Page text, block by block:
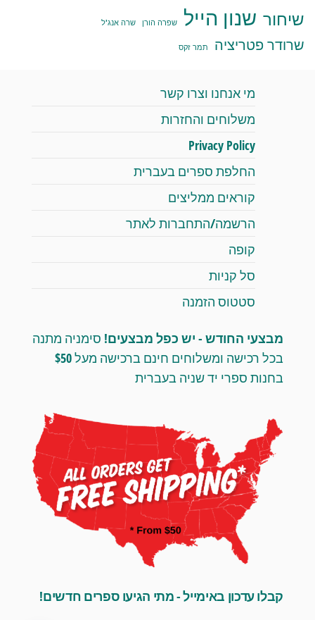
שיחור שנון הייל שפרה הורן שרה אנג'ל
שרודר פטריציה תמר זקס
מי אנחנו וצרו קשר
משלוחים והחזרות
Privacy Policy
החלפת ספרים בעברית
קוראים ממליצים
הרשמה/התחברות לאתר
קופה
סל קניות
סטטוס הזמנה
מבצעי החודש - יש כפל מבצעים! סימניה מתנה
בכל רכישה ומשלוחים חינם ברכישה מעל $50
בחנות ספרי יד שניה בעברית
קבלו עדכון באימייל - מתי הגיעו ספרים חדשים!